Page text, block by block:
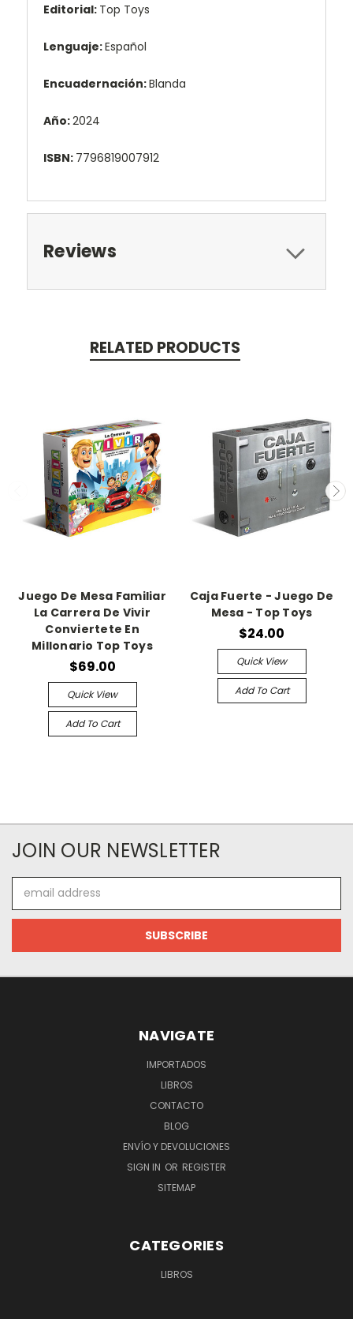
Editorial: Top Toys
Lenguaje:Español
Encuadernación:Blanda
Año:2024
ISBN: 7796819007912
Reviews
RELATED PRODUCTS
Juego De Mesa Familiar
La Carrera De Vivir
Conviertete En
Millonario Top Toys
$69.00
Quick View
Add To Cart
Caja Fuerte - Juego De
Mesa - Top Toys
$24.00
Quick View
Add To Cart
JOIN OUR NEWSLETTER
Address
NAVIGATE
IMPORTADOS
LIBROS
CONTACTO
BLOG
ENVÍO Y DEVOLUCIONES
SIGN IN OR REGISTER
SITEMAP
CATEGORIES
LIBROS